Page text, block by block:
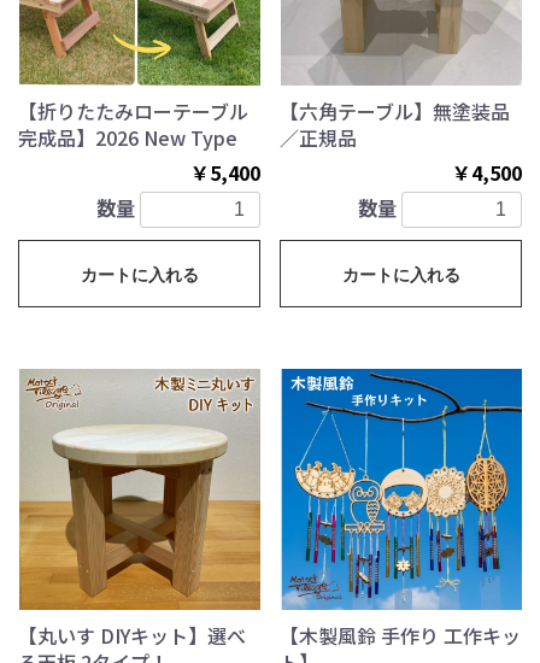
【折りたたみローテーブル
完成品】2026 New Type
￥5,400
数量
カートに入れる
【六角テーブル】無塗装品
／正規品
￥4,500
数量
カートに入れる
【丸いす DIYキット】選べ
【木製風鈴 手作り 工作キッ